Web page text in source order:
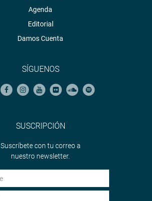
Agenda
Editorial
Damos Cuenta
SÍGUENOS
SUSCRIPCIÓN
Suscríbete con tu correo a
nuestro newsletter.